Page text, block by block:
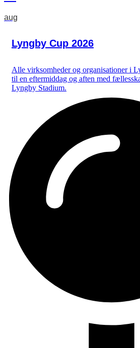
aug
Lyngby Cup 2026
Alle virksomheder og organisationer i
til en eftermiddag og aften med
Lyngby Stadium.